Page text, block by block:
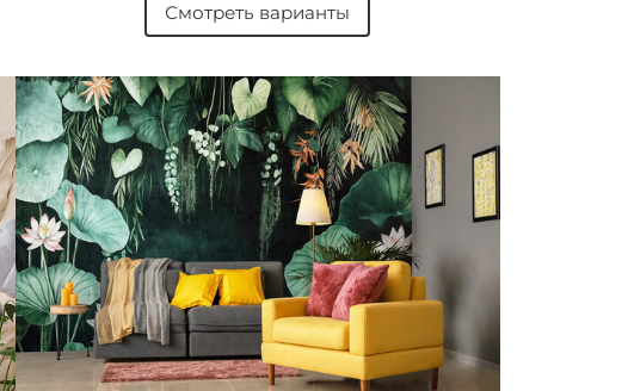
Смотреть варианты